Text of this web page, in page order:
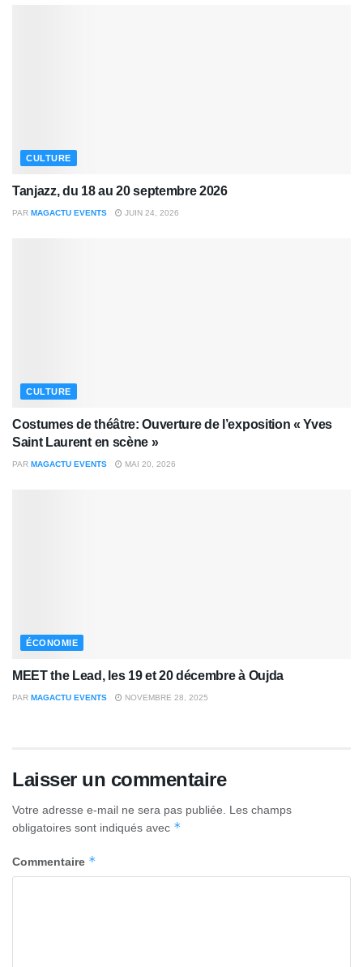
CULTURE
Tanjazz, du 18 au 20 septembre 2026
PAR MAGACTU EVENTS JUIN 24, 2026
CULTURE
Costumes de théâtre: Ouverture de l’exposition « Yves
Saint Laurent en scène »
PAR MAGACTU EVENTS MAI 20, 2026
ÉCONOMIE
MEET the Lead, les 19 et 20 décembre à Oujda
PAR MAGACTU EVENTS NOVEMBRE 28, 2025
Laisser un commentaire
Votre adresse e-mail ne sera pas publiée.
Les champs
obligatoires sont indiqués avec *
Commentaire *